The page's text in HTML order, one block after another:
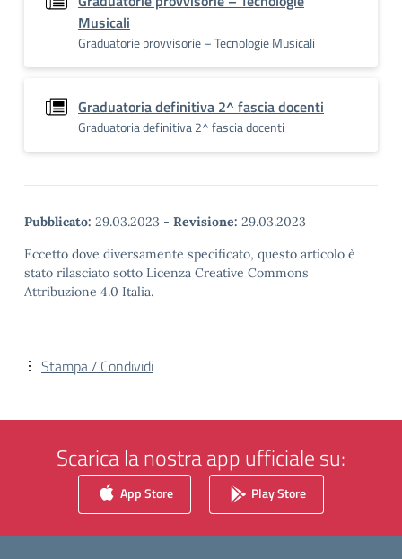
Musicali
Graduatorie provvisorie – Tecnologie Musicali
Graduatoria definitiva 2^ fascia docenti
Graduatoria definitiva 2^ fascia docenti
Pubblicato: 29.03.2023 - Revisione: 29.03.2023
Eccetto dove diversamente specificato, questo articolo è
stato rilasciato sotto Licenza Creative Commons
Attribuzione 4.0 Italia.
Stampa / Condividi
Scarica la nostra app ufficiale su:
App Store Play Store